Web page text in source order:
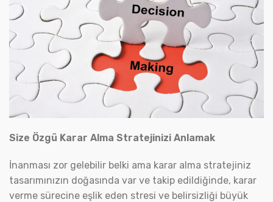
Size Özgü Karar Alma Stratejinizi Anlamak
İnanması zor gelebilir belki ama karar alma stratejiniz
tasarımınızın doğasında var ve takip edildiğinde, karar
verme sürecine eşlik eden stresi ve belirsizliği büyük